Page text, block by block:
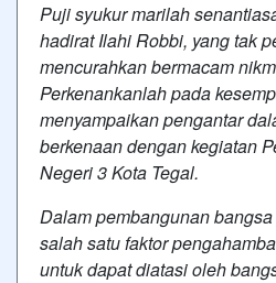
Puji syukur marilah
hadirat Ilahi Robbi, yang tak
mencurahkan bermacam
Perkenankanlah pada
menyampaikan pengantar
berkenaan dengan kegiatan
Negeri 3 Kota Tegal.
Dalam pembangunan
salah satu faktor
untuk dapat diatasi oleh